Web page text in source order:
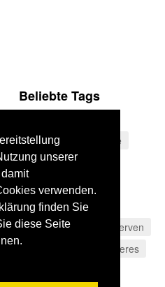
unserer
verwenden.
finden Sie
diese Seite
Beliebte Tags
La Palma
Stausee
Sierra de Huétor
Naturdenkmal
Gran Canaria
Wurstwaren
Konserven
Cáceres